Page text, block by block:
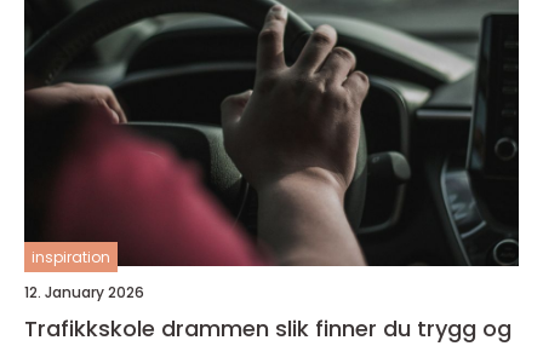
inspiration
12. January 2026
Trafikkskole drammen slik finner du trygg og